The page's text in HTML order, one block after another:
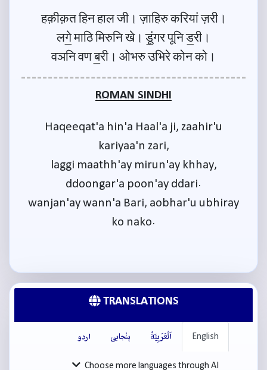
हक़ीक़त हिन हाल जी। ज़ाहिरु करियां ज़री।
लगे॒ माठि मिरुनि खे। डूं॒गर पूनि ड॒री।
वञनि वण ब॒री। ओभरु उभिरे कोन को।
ROMAN SINDHI
Haqeeqat'a hin'a Haal'a ji, zaahir'u
kariyaa'n zari,
laggi maathh'ay mirun'ay khhay,
ddoongar'a poon'ay ddari.
wanjan'ay wann'a Bari, aobhar'u ubhiray
ko nako.
TRANSLATIONS
English اَلْعَرَبِيَّةُ پنْجابی اردو
Choose more languages through AI